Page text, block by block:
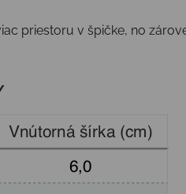
priestoru v špičke, no